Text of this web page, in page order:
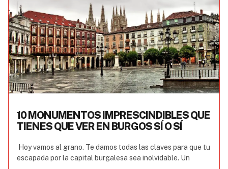
10 MONUMENTOS IMPRESCINDIBLES QUE
TIENES QUE VER EN BURGOS SÍ O SÍ
Hoy vamos al grano. Te damos todas las claves para que tu
escapada por la capital burgalesa sea inolvidable. Un